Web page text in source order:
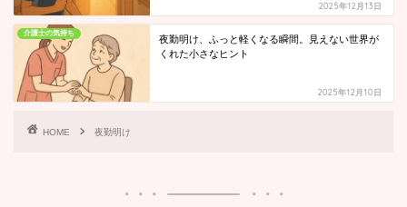
2025年12月13日
介護士の気持ち
夜勤明け、ふっと軽くなる瞬間。見えない世界が
くれた小さなヒント
2025年12月10日
HOME 夜勤明け